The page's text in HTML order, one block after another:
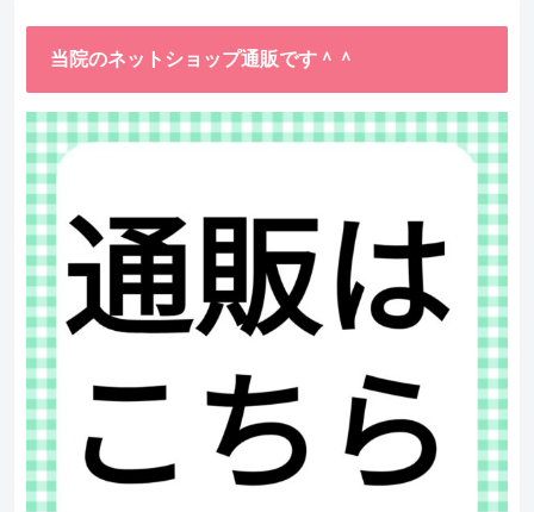
当院のネットショップ通販です＾＾